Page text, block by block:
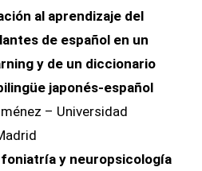
al aprendizaje del
de español en un
y de un diccionario
japonés-español
– Universidad
y neuropsicología